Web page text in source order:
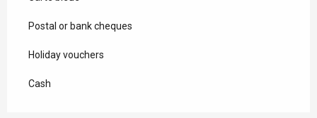
Postal or bank cheques
Holiday vouchers
Cash